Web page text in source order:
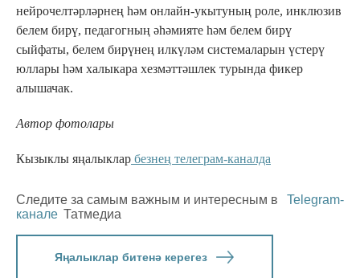
нейрочелтәрләрнең һәм онлайн-укытуның роле, инклюзив
белем бирү, педагогның әһәмияте һәм белем бирү
сыйфаты, белем бирүнең илкүләм системаларын үстерү
юллары һәм халыкара хезмәттәшлек турында фикер
алышачак.
Автор фотолары
Кызыклы яңалыклар безнең телеграм-каналда
Следите за самым важным и интересным в
Telegram-
канале Татмедиа
Яңалыклар битенә керегез